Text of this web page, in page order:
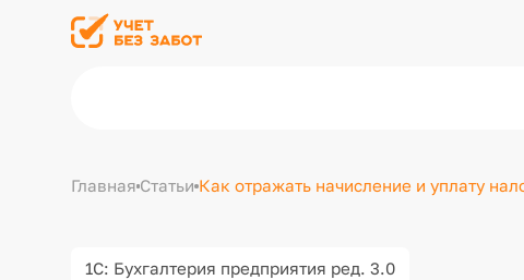
Главная СтатьиКак отражать начисление и уплату
1С: Бухгалтерия предприятия ред. 3.0